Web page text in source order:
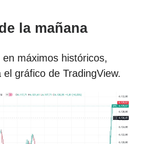
la mañana
en máximos históricos,
gráfico de TradingView.